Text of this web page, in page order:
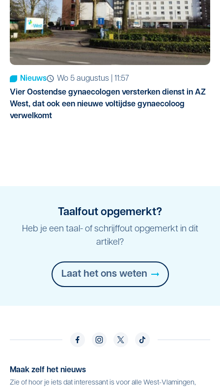
Nieuws
wo 5 augustus | 11:57
Vier Oostendse gynaecologen versterken dienst in AZ
West, dat ook een nieuwe voltijdse gynaecoloog
verwelkomt
Taalfout opgemerkt?
Heb je een taal- of schrijffout opgemerkt in dit
artikel?
Laat het ons weten
Maak zelf het nieuws
Zie of hoor je iets dat interessant is voor alle West-Vlamingen,